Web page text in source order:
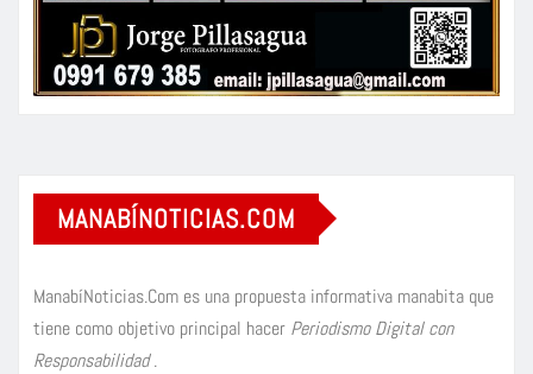
MANABÍNOTICIAS.COM
ManabíNoticias.Com es una propuesta informativa manabita que
tiene como objetivo principal hacer Periodismo Digital con
Responsabilidad.